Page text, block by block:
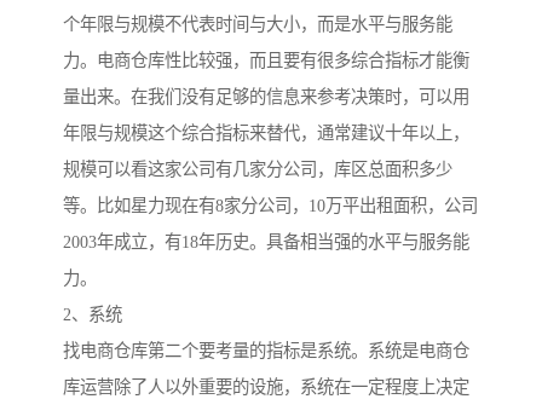
个年限与规模不代表时间与大小，而是水平与服务能
力。电商仓库性比较强，而且要有很多综合指标才能衡
量出来。在我们没有足够的信息来参考决策时，可以用
年限与规模这个综合指标来替代，通常建议十年以上，
规模可以看这家公司有几家分公司，库区总面积多少
等。比如星力现在有8家分公司，10万平出租面积，公司
2003年成立，有18年历史。具备相当强的水平与服务能
力。
2、系统
找电商仓库第二个要考量的指标是系统。系统是电商仓
库运营除了人以外重要的设施，系统在一定程度上决定